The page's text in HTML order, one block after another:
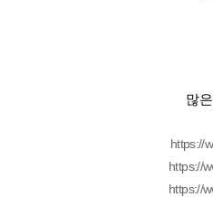
많
https://
https://
https://